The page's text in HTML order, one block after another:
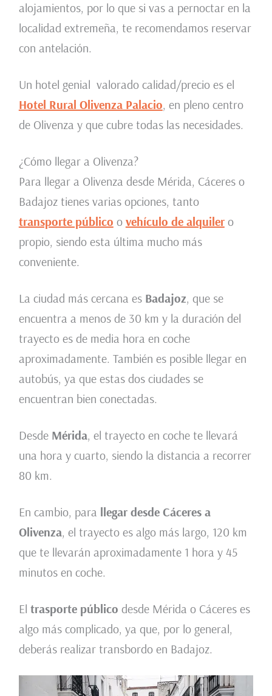
alojamientos, por lo que si vas a pernoctar en la
localidad extremeña, te recomendamos reservar
con antelación.
Un hotel genial valorado calidad/precio es el
Hotel Rural Olivenza Palacio, en pleno centro
de Olivenza y que cubre todas las necesidades.
¿Cómo llegar a Olivenza?
Para llegar a Olivenza desde Mérida, Cáceres o
Badajoz tienes varias opciones, tanto
transporte público o vehículo de alquilero
propio, siendo esta última mucho más
conveniente.
La ciudad más cercana es Badajoz, que se
encuentra a menos de 30 km y la duración del
trayecto es de media hora en coche
aproximadamente. También es posible llegar en
autobús, ya que estas dos ciudades se
encuentran bien conectadas.
Desde Mérida, el trayecto en coche te llevará
una hora y cuarto, siendo la distancia a recorrer
80 km.
En cambio, para llegar desde Cáceres a
Olivenza, el trayecto es algo más largo, 120 km
que te llevarán aproximadamente 1 hora y 45
minutos en coche.
El trasporte público desde Mérida o Cáceres es
algo más complicado, ya que, por lo general,
deberás realizar transbordo en Badajoz.